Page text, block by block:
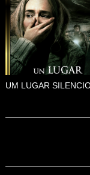
UM LUGAR